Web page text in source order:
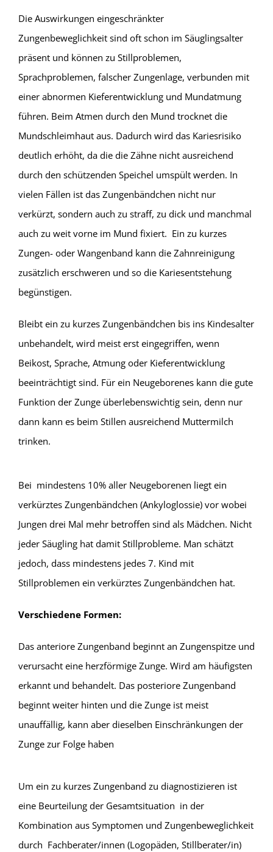
Die Auswirkungen eingeschränkter
Zungenbeweglichkeit sind oft schon im Säuglingsalter
präsent und können zu Stillproblemen,
Sprachproblemen, falscher Zungenlage, verbunden mit
einer abnormen Kieferentwicklung und Mundatmung
führen. Beim Atmen durch den Mund trocknet die
Mundschleimhaut aus. Dadurch wird das Kariesrisiko
deutlich erhöht, da die die Zähne nicht ausreichend
durch den schützenden Speichel umspült werden. In
vielen Fällen ist das Zungenbändchen nicht nur
verkürzt, sondern auch zu straff, zu dick und manchmal
auch zu weit vorne im Mund fixiert. Ein zu kurzes
Zungen- oder Wangenband kann die Zahnreinigung
zusätzlich erschweren und so die Kariesentstehung
begünstigen.
Bleibt ein zu kurzes Zungenbändchen bis ins Kindesalter
unbehandelt, wird meist erst eingegriffen, wenn
Beikost, Sprache, Atmung oder Kieferentwicklung
beeinträchtigt sind. Für ein Neugeborenes kann die gute
Funktion der Zunge überlebenswichtig sein, denn nur
dann kann es beim Stillen ausreichend Muttermilch
trinken.
Bei mindestens 10% aller Neugeborenen liegt ein
verkürztes Zungenbändchen (Ankyloglossie) vor wobei
Jungen drei Mal mehr betroffen sind als Mädchen. Nicht
jeder Säugling hat damit Stillprobleme. Man schätzt
jedoch, dass mindestens jedes 7. Kind mit
Stillproblemen ein verkürztes Zungenbändchen hat.
Verschiedene Formen:
Das anteriore Zungenband beginnt an Zungenspitze und
verursacht eine herzförmige Zunge. Wird am häufigsten
erkannt und behandelt. Das posteriore Zungenband
beginnt weiter hinten und die Zunge ist meist
unauffällig, kann aber dieselben Einschränkungen der
Zunge zur Folge haben
Um ein zu kurzes Zungenband zu diagnostizieren ist
eine Beurteilung der Gesamtsituation in der
Kombination aus Symptomen und Zungenbeweglichkeit
durch Fachberater/innen (Logopäden, Stillberater/in)